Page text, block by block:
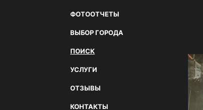
ФОТООТЧЕТЫ
ВЫБОР ГОРОДА
ПОИСК
УСЛУГИ
ОТЗЫВЫ
КОНТАКТЫ